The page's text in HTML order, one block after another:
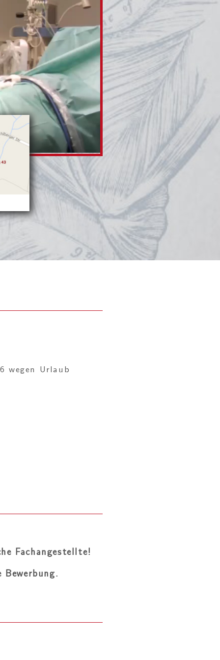
wegen Urlaub
Fachangestellte!